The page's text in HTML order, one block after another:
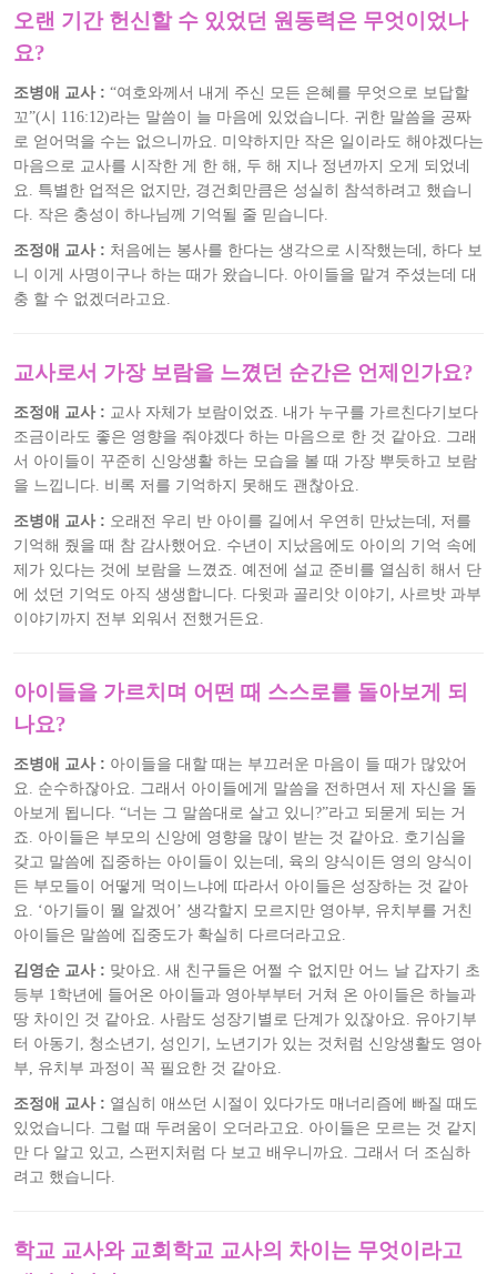
오랜 기간 헌신할 수 있었던 원동력은 무엇이었나
요?
조병애 교사 : “여호와께서 내게 주신 모든 은혜를 무엇으로 보답할
꼬”(시 116:12)라는 말씀이 늘 마음에 있었습니다. 귀한 말씀을 공짜
로 얻어먹을 수는 없으니까요. 미약하지만 작은 일이라도 해야겠다는
마음으로 교사를 시작한 게 한 해, 두 해 지나 정년까지 오게 되었네
요. 특별한 업적은 없지만, 경건회만큼은 성실히 참석하려고 했습니
다. 작은 충성이 하나님께 기억될 줄 믿습니다.
조정애 교사 : 처음에는 봉사를 한다는 생각으로 시작했는데, 하다 보
니 이게 사명이구나 하는 때가 왔습니다. 아이들을 맡겨 주셨는데 대
충 할 수 없겠더라고요.
교사로서 가장 보람을 느꼈던 순간은 언제인가요?
조정애 교사 : 교사 자체가 보람이었죠. 내가 누구를 가르친다기보다
조금이라도 좋은 영향을 줘야겠다 하는 마음으로 한 것 같아요. 그래
서 아이들이 꾸준히 신앙생활 하는 모습을 볼 때 가장 뿌듯하고 보람
을 느낍니다. 비록 저를 기억하지 못해도 괜찮아요.
조병애 교사 : 오래전 우리 반 아이를 길에서 우연히 만났는데, 저를
기억해 줬을 때 참 감사했어요. 수년이 지났음에도 아이의 기억 속에
제가 있다는 것에 보람을 느꼈죠. 예전에 설교 준비를 열심히 해서 단
에 섰던 기억도 아직 생생합니다. 다윗과 골리앗 이야기, 사르밧 과부
이야기까지 전부 외워서 전했거든요.
아이들을 가르치며 어떤 때 스스로를 돌아보게 되
나요?
조병애 교사 : 아이들을 대할 때는 부끄러운 마음이 들 때가 많았어
요. 순수하잖아요. 그래서 아이들에게 말씀을 전하면서 제 자신을 돌
아보게 됩니다. “너는 그 말씀대로 살고 있니?”라고 되묻게 되는 거
죠. 아이들은 부모의 신앙에 영향을 많이 받는 것 같아요. 호기심을
갖고 말씀에 집중하는 아이들이 있는데, 육의 양식이든 영의 양식이
든 부모들이 어떻게 먹이느냐에 따라서 아이들은 성장하는 것 같아
요. ‘아기들이 뭘 알겠어’ 생각할지 모르지만 영아부, 유치부를 거친
아이들은 말씀에 집중도가 확실히 다르더라고요.
김영순 교사 : 맞아요. 새 친구들은 어쩔 수 없지만 어느 날 갑자기 초
등부 1학년에 들어온 아이들과 영아부부터 거쳐 온 아이들은 하늘과
땅 차이인 것 같아요. 사람도 성장기별로 단계가 있잖아요. 유아기부
터 아동기, 청소년기, 성인기, 노년기가 있는 것처럼 신앙생활도 영아
부, 유치부 과정이 꼭 필요한 것 같아요.
조정애 교사 : 열심히 애쓰던 시절이 있다가도 매너리즘에 빠질 때도
있었습니다. 그럴 때 두려움이 오더라고요. 아이들은 모르는 것 같지
만 다 알고 있고, 스펀지처럼 다 보고 배우니까요. 그래서 더 조심하
려고 했습니다.
학교 교사와 교회학교 교사의 차이는 무엇이라고